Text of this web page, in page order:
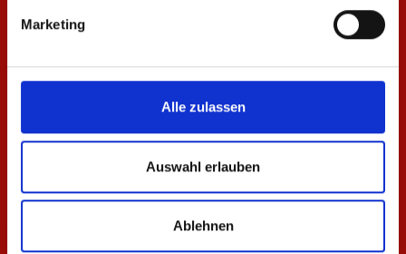
Marketing
Alle zulassen
Auswahl erlauben
Ablehnen